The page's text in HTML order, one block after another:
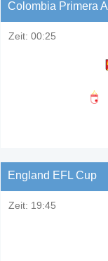
Colombia Primera A
Zeit: 00:25
England EFL Cup
Zeit: 19:45